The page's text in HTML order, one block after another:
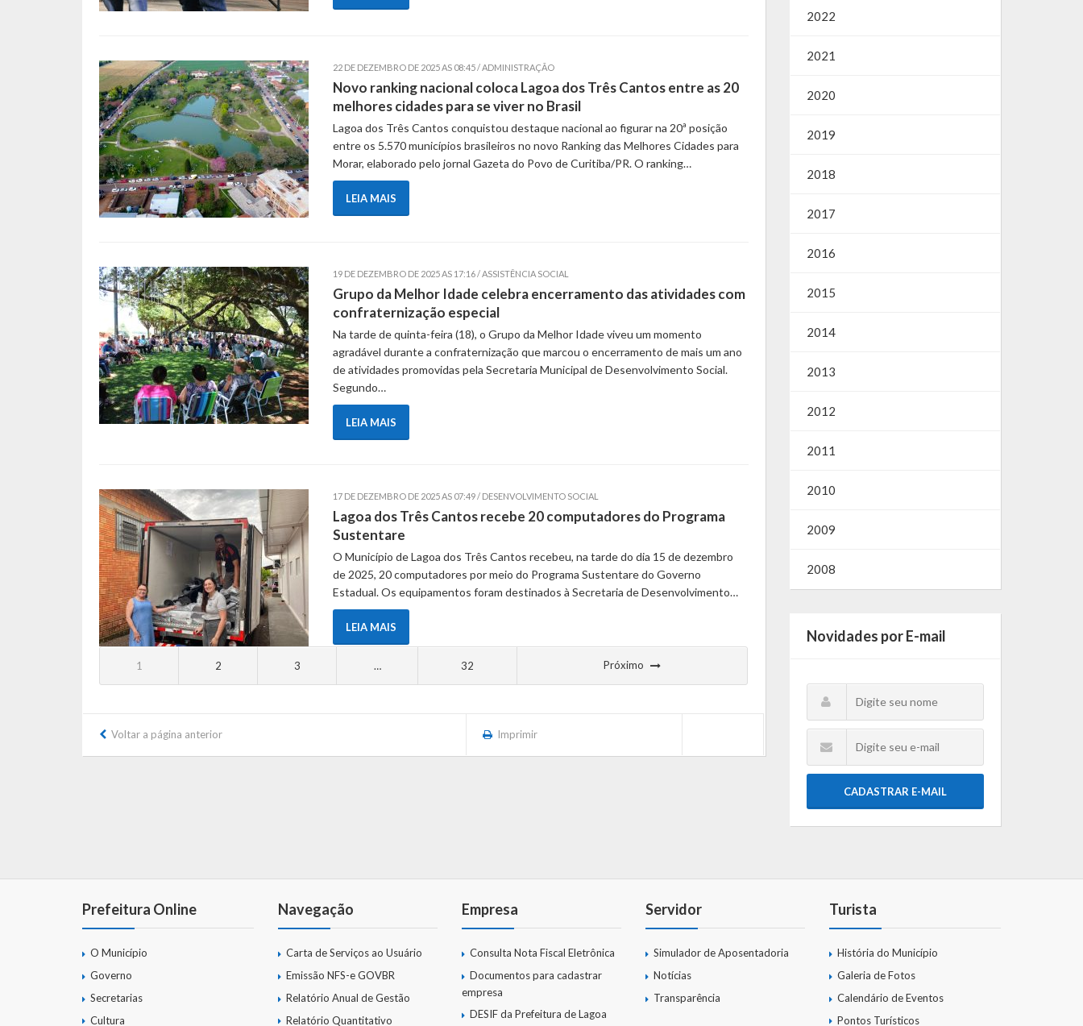
22 DE DEZEMBRO DE 2025 AS 08:45 / ADMINISTRAÇÃO
Novo ranking nacional coloca Lagoa dos Três Cantos entre as 20
melhores cidades para se viver no Brasil
Lagoa dos Três Cantos conquistou destaque nacional ao figurar na 20ª posição
entre os 5.570 municípios brasileiros no novo Ranking das Melhores Cidades para
Morar, elaborado pelo jornal Gazeta do Povo de Curitiba/PR. O ranking…
LEIA MAIS
19 DE DEZEMBRO DE 2025 AS 17:16 / ASSISTÊNCIA SOCIAL
Grupo da Melhor Idade celebra encerramento das atividades com
confraternização especial
Na tarde de quinta-feira (18), o Grupo da Melhor Idade viveu um momento
agradável durante a confraternização que marcou o encerramento de mais um ano
de atividades promovidas pela Secretaria Municipal de Desenvolvimento Social.
Segundo…
LEIA MAIS
17 DE DEZEMBRO DE 2025 AS 07:49 / DESENVOLVIMENTO SOCIAL
Lagoa dos Três Cantos recebe 20 computadores do Programa
Sustentare
O Município de Lagoa dos Três Cantos recebeu, na tarde do dia 15 de dezembro
de 2025, 20 computadores por meio do Programa Sustentare do Governo
Estadual. Os equipamentos foram destinados à Secretaria de Desenvolvimento…
LEIA MAIS
1 2 3 … 32 Próximo
Voltar a página anterior Imprimir
2022
2021
2020
2019
2018
2017
2016
2015
2014
2013
2012
2011
2010
2009
2008
Novidades por E-mail
CADASTRAR E-MAIL
Prefeitura Online
O Município
Governo
Secretarias
Cultura
Navegação
Carta de Serviços ao Usuário
Emissão NFS-e GOVBR
Relatório Anual de Gestão
Relatório Quantitativo
Empresa
Consulta Nota Fiscal Eletrônica
Documentos para cadastrar
empresa
DESIF da Prefeitura de Lagoa
Servidor
Simulador de Aposentadoria
Notícias
Transparência
Turista
História do Município
Galeria de Fotos
Calendário de Eventos
Pontos Turísticos